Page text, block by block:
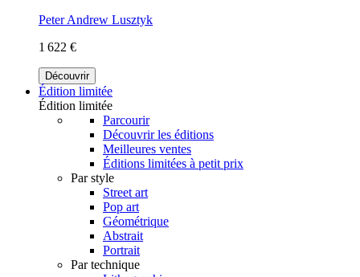
Peter Andrew Lusztyk
1 622 €
Découvrir
Édition limitée
Édition limitée
Parcourir
Découvrir les éditions
Meilleures ventes
Éditions limitées à petit prix
Par style
Street art
Pop art
Géométrique
Abstrait
Portrait
Par technique